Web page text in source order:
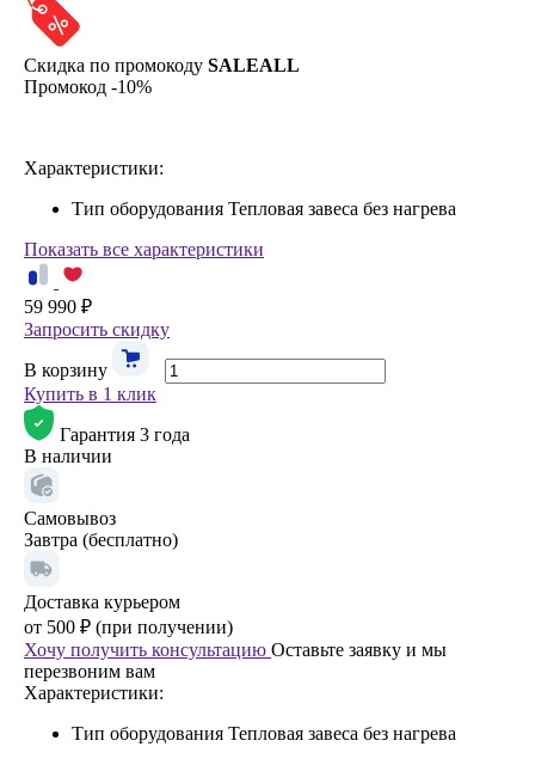
Скидка по промокоду SALEALL
Промокод -10%
Характеристики:
Тип оборудования Тепловая завеса без нагрева
Показать все характеристики
59 990 ₽
Запросить скидку
В корзину
Купить в 1 клик
Гарантия 3 года
В наличии
Самовывоз
Завтра (бесплатно)
Доставка курьером
от 500 ₽ (при получении)
Хочу получить консультацию Оставьте заявку и мы
перезвоним вам
Характеристики:
Тип оборудования Тепловая завеса без нагрева